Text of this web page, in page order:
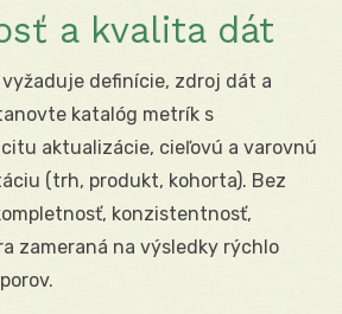
a kvalita dát
definície, zdroj dát a
katalóg metrík s
aktualizácie, cieľovú a varovnú
(trh, produkt, kohorta). Bez
konzistentnosť,
zameraná na výsledky rýchlo